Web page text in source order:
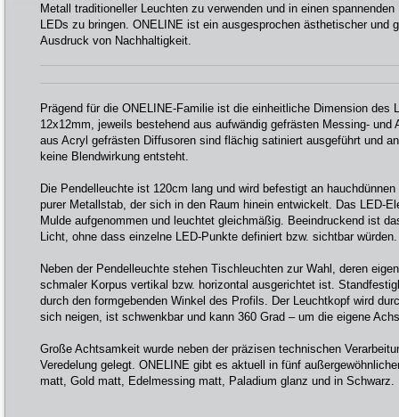
Metall traditioneller Leuchten zu verwenden und in einen
LEDs zu bringen. ONELINE ist ein ausgesprochen ästhetischer und
Ausdruck von Nachhaltigkeit.
Prägend für die ONELINE-Familie ist die einheitliche Dimension des
12x12mm, jeweils bestehend aus aufwändig gefrästen Messing- und
aus Acryl gefrästen Diffusoren sind flächig satiniert ausgeführt und
keine Blendwirkung entsteht.
Die Pendelleuchte ist 120cm lang und wird befestigt an
purer Metallstab, der sich in den Raum hinein entwickelt. Das LED-
Mulde aufgenommen und leuchtet gleichmäßig. Beeindruckend ist
Licht, ohne dass einzelne LED-Punkte definiert bzw. sichtbar würden.
Neben der Pendelleuchte stehen Tischleuchten zur Wahl, deren
schmaler Korpus vertikal bzw. horizontal ausgerichtet ist.
durch den formgebenden Winkel des Profils. Der Leuchtkopf wird
sich neigen, ist schwenkbar und kann 360 Grad – um die eigene
Große Achtsamkeit wurde neben der präzisen technischen
Veredelung gelegt. ONELINE gibt es aktuell in fünf
matt, Gold matt, Edelmessing matt, Paladium glanz und in Schwarz.